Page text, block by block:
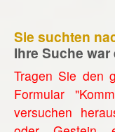
Sie suchten
Ihre Suche
Tragen Sie den
Formular
versuchen